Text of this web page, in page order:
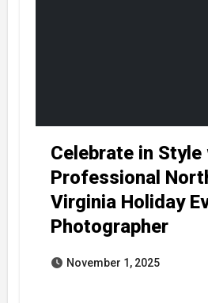
Celebrate in Style
Professional
Virginia Holiday
Photographer
November 1, 2025